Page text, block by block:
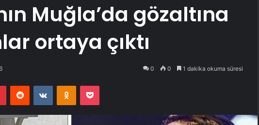
Muğla’da gözaltına
ortaya çıktı
0 0 1 dakika okuma süresi
PinterestReddit VKontakteOdnoklassniki
Pocket